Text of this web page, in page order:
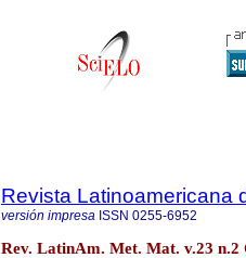
Revista Latinoamericana
versión impresa ISSN 0255-6952
Rev. LatinAm. Met. Mat. v.23 n.2